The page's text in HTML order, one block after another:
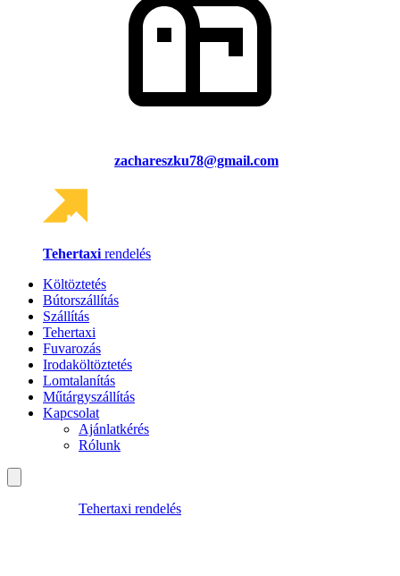
zachareszku78@gmail.com
Tehertaxi rendelés
Költöztetés
Bútorszállítás
Szállítás
Tehertaxi
Fuvarozás
Irodaköltöztetés
Lomtalanítás
Műtárgyszállítás
Kapcsolat
Ajánlatkérés
Rólunk
Tehertaxi rendelés